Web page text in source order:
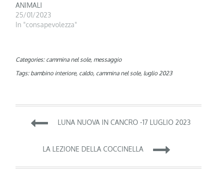
ANIMALI
25/01/2023
In "consapevolezza"
Categories: cammina nel sole, messaggio
Tags: bambino interiore, caldo, cammina nel sole, luglio 2023
Navigazione
articoli
LUNA NUOVA IN CANCRO -17 LUGLIO 2023
LA LEZIONE DELLA COCCINELLA